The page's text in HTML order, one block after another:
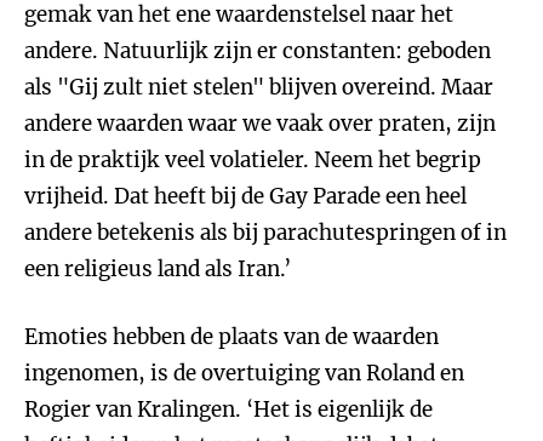
gemak van het ene waardenstelsel naar het
andere. Natuurlijk zijn er constanten: geboden
als "Gij zult niet stelen" blijven overeind. Maar
andere waarden waar we vaak over praten, zijn
in de praktijk veel volatieler. Neem het begrip
vrijheid. Dat heeft bij de Gay Parade een heel
andere betekenis als bij parachutespringen of in
een religieus land als Iran.’
Emoties hebben de plaats van de waarden
ingenomen, is de overtuiging van Roland en
Rogier van Kralingen. ‘Het is eigenlijk de